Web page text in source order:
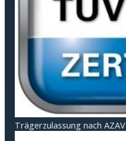
Träger­zulassung nach AZAV